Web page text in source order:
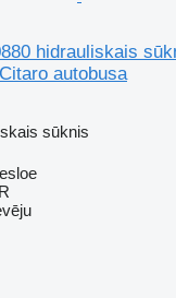
hidrauliskais
autobusa
sūknis